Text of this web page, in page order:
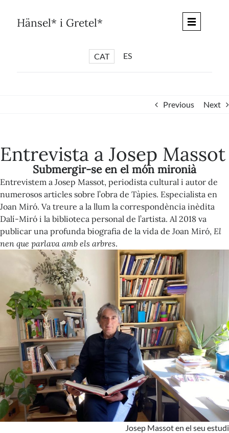
content
Hänsel* i Gretel*
CAT ES
*PISTES LITERÀRIES
SÈRIE CULTURAL
DIARI DEL DIA DESPRÉS
*QUIOSC HÄNSEL* i GRETEL*
*UNIVERS HÄNSEL* i GRETEL*
Previous Next
Entrevista a Josep Massot
Submergir-se en el món mironià
Entrevistem a Josep Massot, periodista cultural i autor de
numerosos articles sobre l’obra de Tàpies. Especialista en
Joan Miró. Va treure a la llum la correspondència inèdita
Dalí-Miró i la biblioteca personal de l’artista. Al 2018 va
publicar una profunda biografia de la vida de Joan Miró, El
nen que parlava amb els arbres.
Josep Massot en el seu estudi